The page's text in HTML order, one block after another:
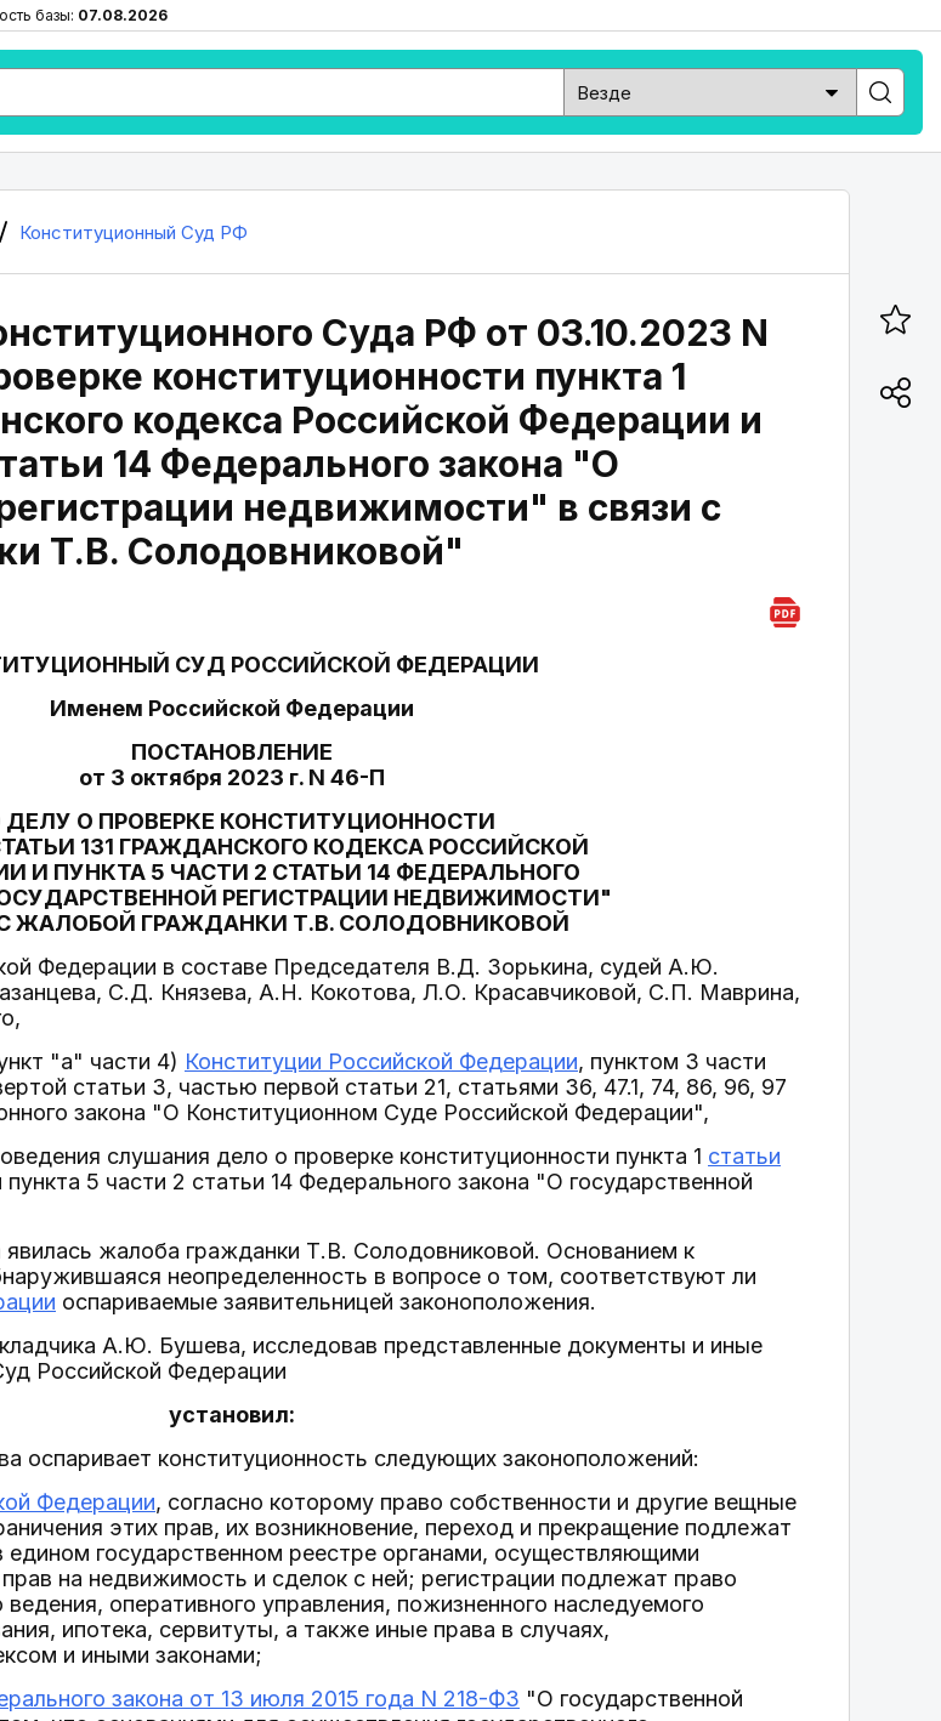
базы: 07.08.2026
Конституционный Суд РФ
Суда РФ от 03.10.2023 N
конституционности пункта 1
кодекса Российской Федерации и
14 Федерального закона "О
недвижимости" в связи с
Т.В. Солодовниковой"
СУД РОССИЙСКОЙ ФЕДЕРАЦИИ
Именем Российской Федерации
ПОСТАНОВЛЕНИЕ
от 3 октября 2023 г. N 46-П
ДЕЛУ О ПРОВЕРКЕ КОНСТИТУЦИОННОСТИ
131 ГРАЖДАНСКОГО КОДЕКСА РОССИЙСКОЙ
И ПУНКТА 5 ЧАСТИ 2 СТАТЬИ 14 ФЕДЕРАЛЬНОГО
РЕГИСТРАЦИИ НЕДВИЖИМОСТИ"
ЖАЛОБОЙ ГРАЖДАНКИ Т.В. СОЛОДОВНИКОВОЙ
Федерации в составе Председателя В.Д. Зорькина, судей А.Ю.
С.Д. Князева, А.Н. Кокотова, Л.О. Красавчиковой, С.П. Маврина,
"а" части 4) Конституции Российской Федерации, пунктом 3 части
статьи 3, частью первой статьи 21, статьями 36, 47.1, 74, 86, 96, 97
закона "О Конституционном Суде Российской Федерации",
слушания дело о проверке конституционности пункта 1 статьи
пункта 5 части 2 статьи 14 Федерального закона "О государственной
жалоба гражданки Т.В. Солодовниковой. Основанием к
неопределенность в вопросе о том, соответствуют ли
оспариваемые заявительницей законоположения.
А.Ю. Бушева, исследовав представленные документы и иные
Российской Федерации
установил:
оспаривает конституционность следующих законоположений:
Федерации, согласно которому право собственности и другие вещные
этих прав, их возникновение, переход и прекращение подлежат
едином государственном реестре органами, осуществляющими
на недвижимость и сделок с ней; регистрации подлежат право
ведения, оперативного управления, пожизненного наследуемого
ипотека, сервитуты, а также иные права в случаях,
и иными законами;
закона от 13 июля 2015 года N 218-ФЗ "О государственной